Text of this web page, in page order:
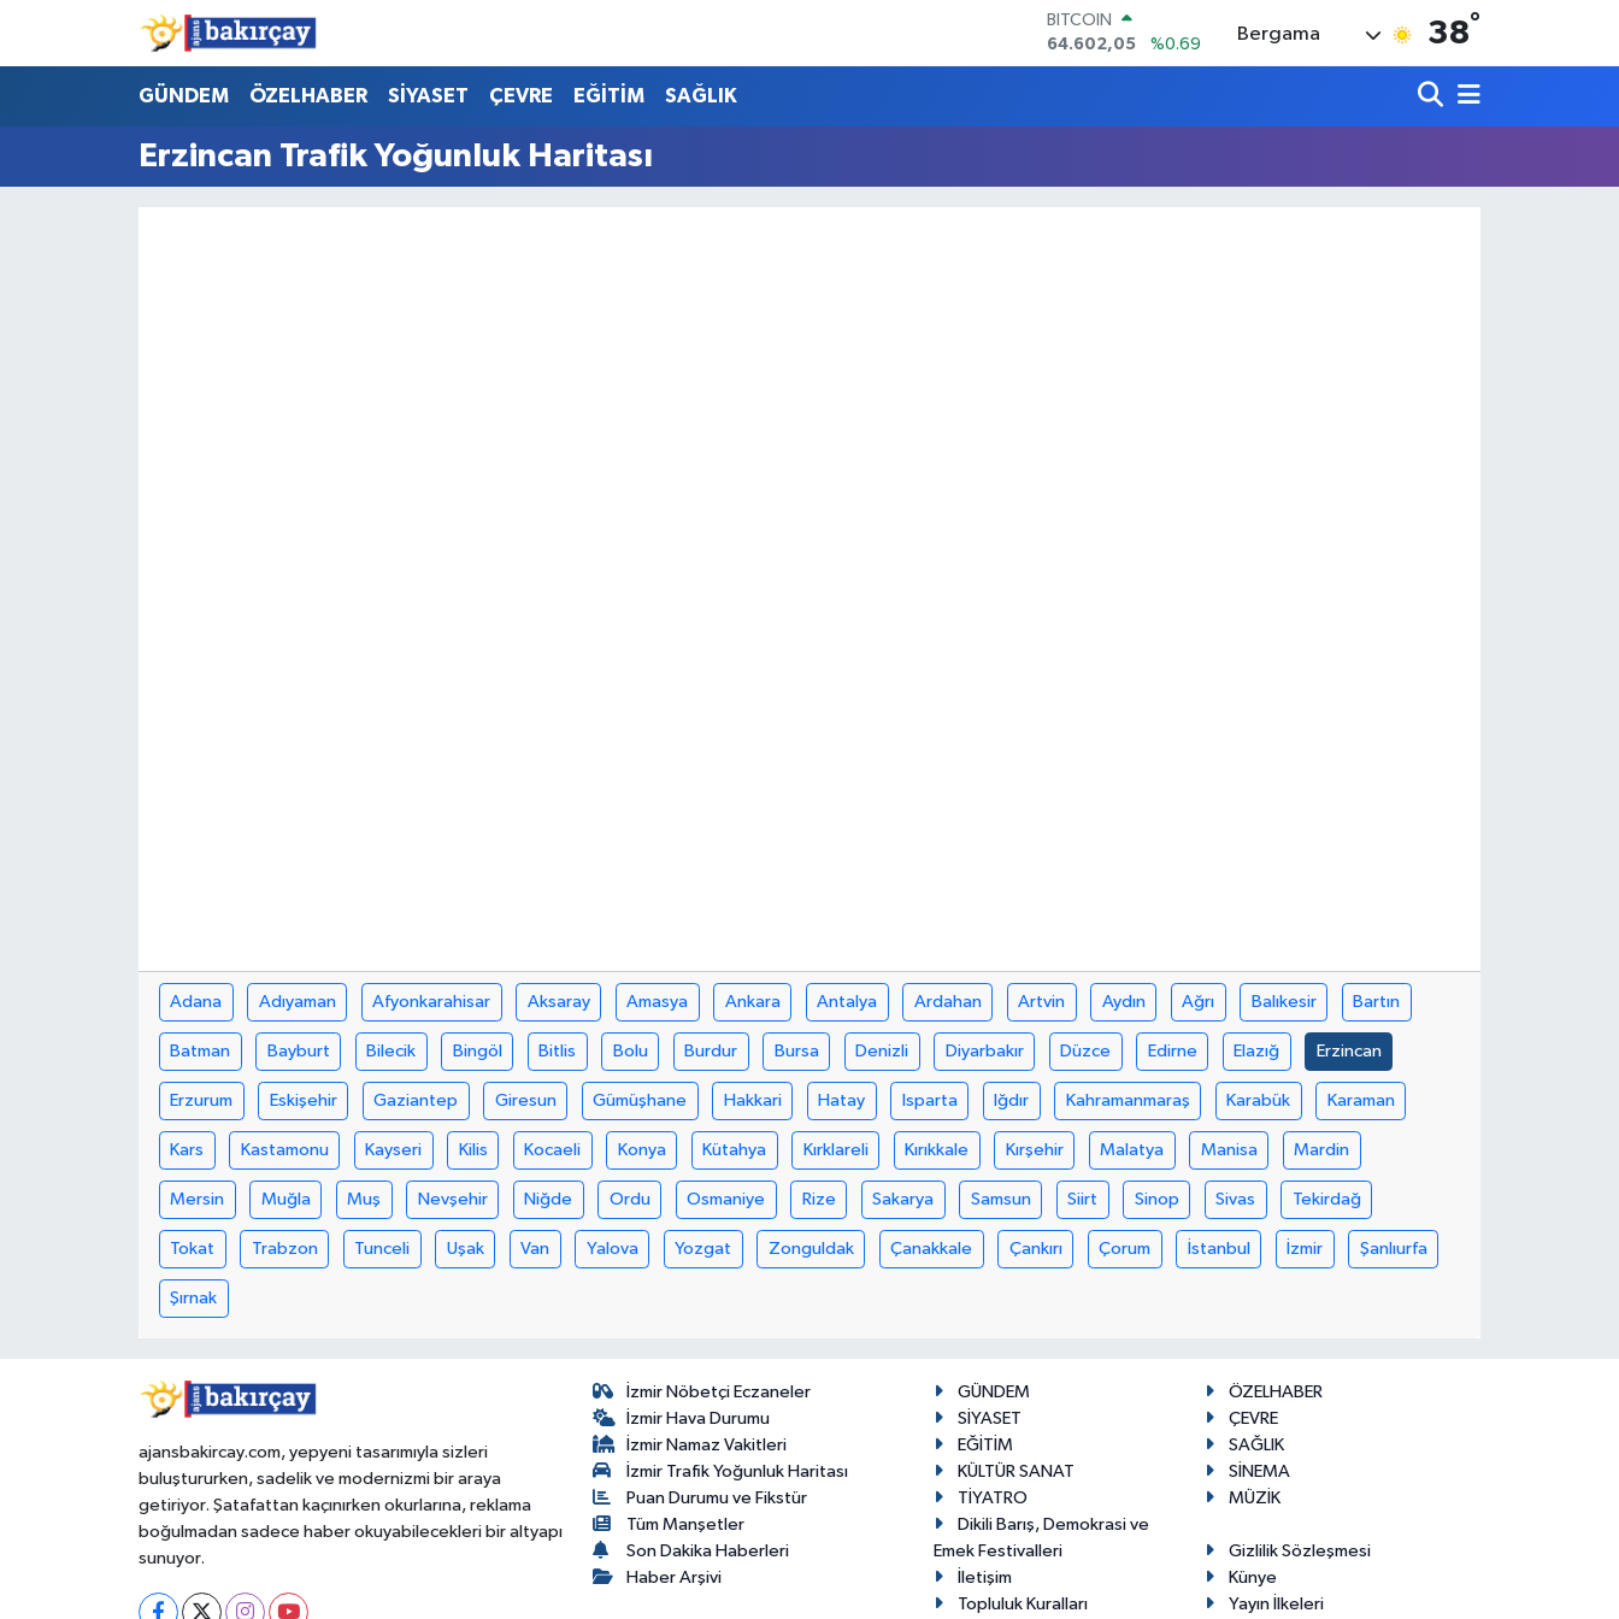
BITCOIN
64.602,05
%0.69
DOLAR
64,2398
%0.2
Bergama 38°
GÜNDEM ÖZELHABER SİYASET ÇEVRE EĞİTİM SAĞLIK
Erzincan Trafik Yoğunluk Haritası
Adana Adıyaman Afyonkarahisar Aksaray Amasya Ankara Antalya Ardahan Artvin Aydın Ağrı Balıkesir Bartın
Batman Bayburt Bilecik Bingöl Bitlis Bolu Burdur Bursa Denizli Diyarbakır Düzce Edirne Elazığ Erzincan
Erzurum Eskişehir Gaziantep Giresun Gümüşhane Hakkari Hatay Isparta Iğdır Kahramanmaraş Karabük Karaman
Kars Kastamonu Kayseri Kilis Kocaeli Konya Kütahya Kırklareli Kırıkkale Kırşehir Malatya Manisa Mardin
Mersin Muğla Muş Nevşehir Niğde Ordu Osmaniye Rize Sakarya Samsun Siirt Sinop Sivas Tekirdağ
Tokat Trabzon Tunceli Uşak Van Yalova Yozgat Zonguldak Çanakkale Çankırı Çorum İstanbul İzmir Şanlıurfa
Şırnak
ajansbakircay.com, yepyeni tasarımıyla sizleri
buluştururken, sadelik ve modernizmi bir araya
getiriyor. Şatafattan kaçınırken okurlarına, reklama
boğulmadan sadece haber okuyabilecekleri bir altyapı
sunuyor.
İzmir Nöbetçi Eczaneler
İzmir Hava Durumu
İzmir Namaz Vakitleri
İzmir Trafik Yoğunluk Haritası
Puan Durumu ve Fikstür
Tüm Manşetler
Son Dakika Haberleri
Haber Arşivi
GÜNDEM
ÖZELHABER
SİYASET
ÇEVRE
EĞİTİM
SAĞLIK
KÜLTÜR SANAT
SİNEMA
TİYATRO
MÜZİK
Dikili Barış, Demokrasi ve
Emek Festivalleri
Gizlilik Sözleşmesi
İletişim
Künye
Topluluk Kuralları
Yayın İlkeleri
İzmir Nöbetçi Eczaneler
İzmir Hava Durumu